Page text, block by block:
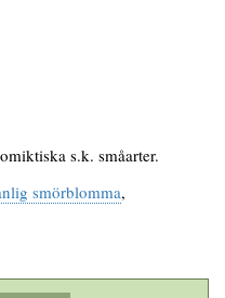
s.k. småarter.
smörblomma,